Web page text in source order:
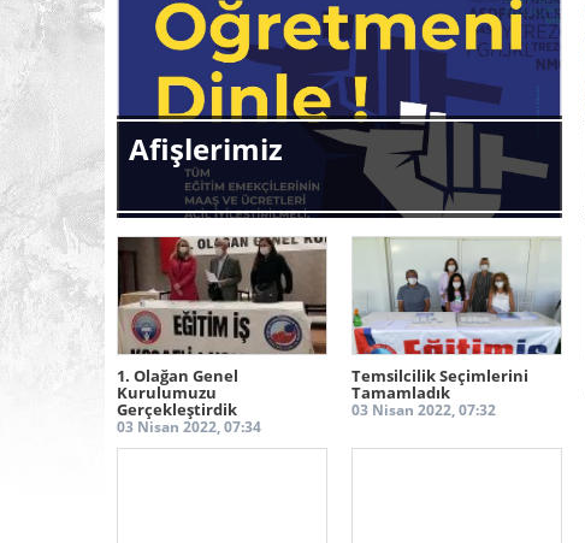
Afişlerimiz
Galeri görselleri için butona tıklayın!
DEVAMI
1. Olağan Genel
Kurulumuzu
Gerçekleştirdik
03 Nisan 2022, 07:34
Temsilcilik Seçimlerini
Tamamladık
03 Nisan 2022, 07:32